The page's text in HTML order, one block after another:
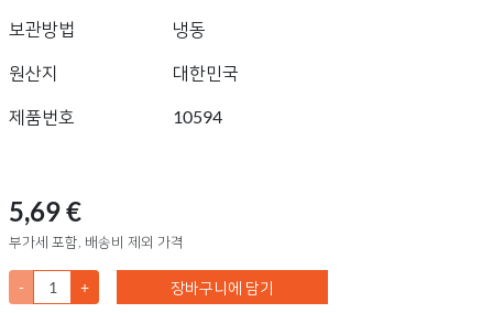
보관방법
냉동
원산지 대한민국
제품번호 10594
5,69 €
부가세 포함, 배송비 제외 가격
- + 장바구니에 담기